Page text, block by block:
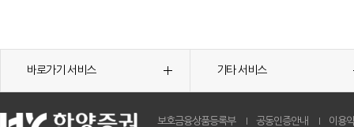
바로가기 서비스 기타 서비스
보호금융상품등록부 공동인증안내 이용